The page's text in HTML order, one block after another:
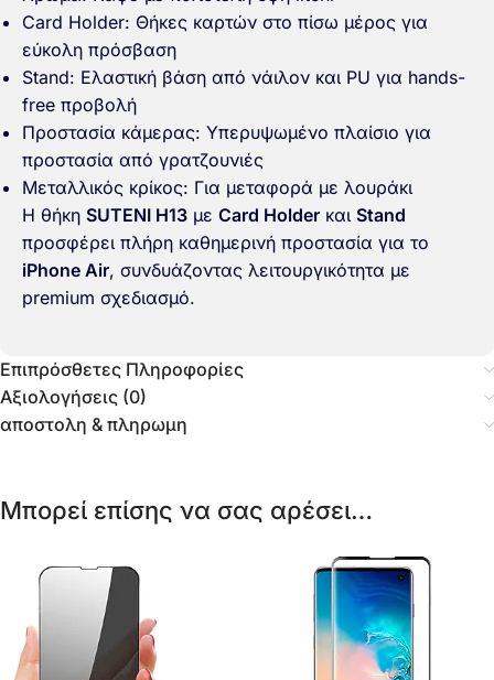
Card Holder: Θήκες καρτών στο πίσω μέρος για
εύκολη πρόσβαση
Stand: Ελαστική βάση από νάιλον και PU για hands-
free προβολή
Προστασία κάμερας: Υπερυψωμένο πλαίσιο για
προστασία από γρατζουνιές
Μεταλλικός κρίκος: Για μεταφορά με λουράκι
Η θήκη SUTENI H13 με Card Holder και Stand
προσφέρει πλήρη καθημερινή προστασία για το
iPhone Air, συνδυάζοντας λειτουργικότητα με
premium σχεδιασμό.
Επιπρόσθετες Πληροφορίες
Αξιολογήσεις (0)
αποστολη & πληρωμη
Μπορεί επίσης να σας αρέσει…